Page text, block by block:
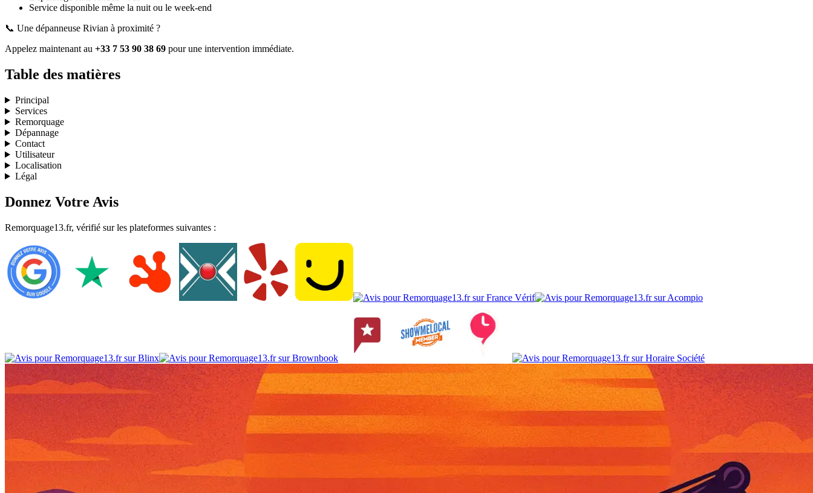
Service disponible même la nuit ou le week-end
📞 Une dépanneuse Rivian à proximité ?
Appelez maintenant au +33 7 53 90 38 69 pour une intervention immédiate.
Table des matières
Principal
Services
Remorquage
Dépannage
Contact
Utilisateur
Localisation
Légal
Donnez Votre Avis
Remorquage13.fr, vérifié sur les plateformes suivantes :